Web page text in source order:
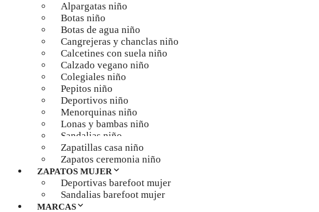
Alpargatas niño
Botas niño
Botas de agua niño
Cangrejeras y chanclas niño
Calcetines con suela niño
Calzado vegano niño
Colegiales niño
Pepitos niño
Deportivos niño
Menorquinas niño
Lonas y bambas niño
Sandalias niño
Zapatillas casa niño
Zapatos ceremonia niño
ZAPATOS MUJER
Deportivas barefoot mujer
Sandalias barefoot mujer
MARCAS